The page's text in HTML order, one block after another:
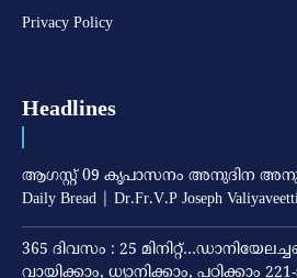
Privacy Policy
Headlines
ആഗസ്റ്റ് 09 കൃപാസനം അനുദിന
Daily Bread | Dr.Fr.V.P Joseph
365 ദിവസം : 25
വായിക്കാം, ധ്യാനിക്കാം, പഠിക്കാം